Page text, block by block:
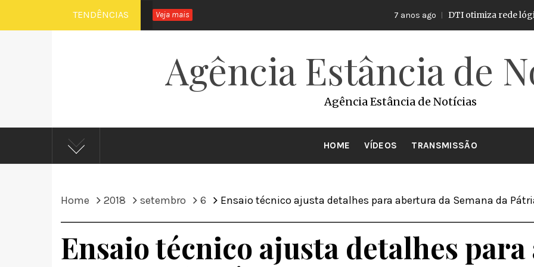
to
TENDÊNCIAS Veja mais 7 anos ago DTI otimiza rede lógica
Agência Estância de
Agência Estância de Notícias
HOME VÍDEOS TRANSMISSÃO
Home 2018 setembro 6 Ensaio técnico ajusta detalhes para abertura da Semana da
Ensaio técnico ajusta detalhes